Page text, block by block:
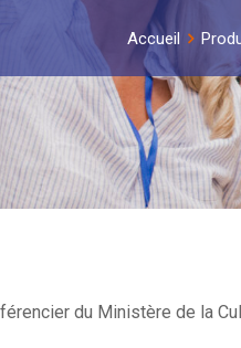
Accueil
du Ministère de la